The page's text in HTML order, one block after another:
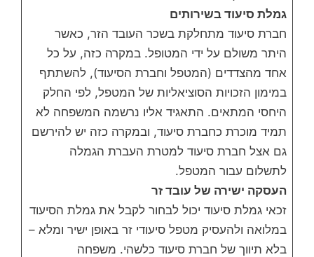
גמלת סיעוד בשירותים
חברת סיעוד מתחלקת בשכר העובד הזר, כאשר
היתר משולם על ידי המטופל. במקרה כזה, על כל
אחד מהצדדים (המטפל וחברת הסיעוד), להשתתף
במימון הזכויות הסוציאליות של המטפל, לפי החלק
היחסי המתאים. התאגיד אליו נרשמה המשפחה לא
תמיד מוכרת כחברת סיעוד, ובמקרה כזה יש להירשם
גם אצל חברת סיעוד למטרת העברת הגמלה
לתשלום עבור המטפל.
העסקה ישירה של עובד זר
זכאי גמלת סיעוד יכול לבחור לקבל את גמלת הסיעוד
במלואה ולהעסיק מטפל סיעודי זר באופן ישיר ומלא –
בלא תיווך של חברת סיעוד כלשהי. משפחה